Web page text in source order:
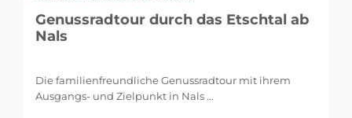
Genussradtour durch das Etschtal ab
Nals
Die familienfreundliche Genussradtour mit ihrem
Ausgangs- und Zielpunkt in Nals ...